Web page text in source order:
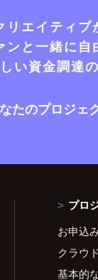
リエイティ
ンと一緒に自
い資金調達
たのプロジェ
プロ
お申込
クラウ
基本的